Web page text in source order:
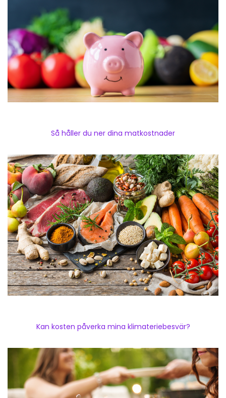
Så håller du ner dina matkostnader
Kan kosten påverka mina klimateriebesvär?